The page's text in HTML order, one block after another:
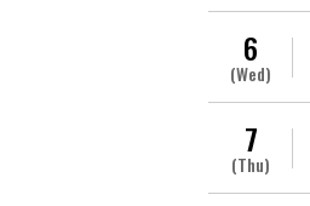
6
(Wed)
7
(Thu)